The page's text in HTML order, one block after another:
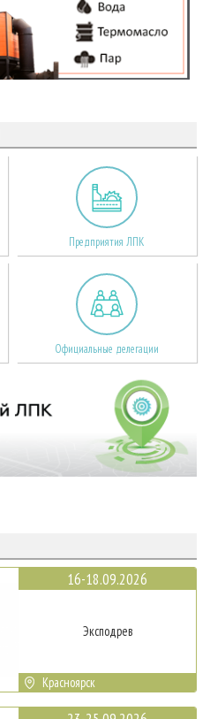
Предприятия ЛПК
Официальные делегации
16-18.09.2026
Эксподрев
Красноярск